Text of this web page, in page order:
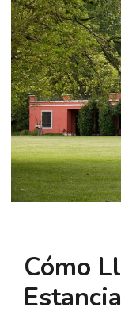
Cómo